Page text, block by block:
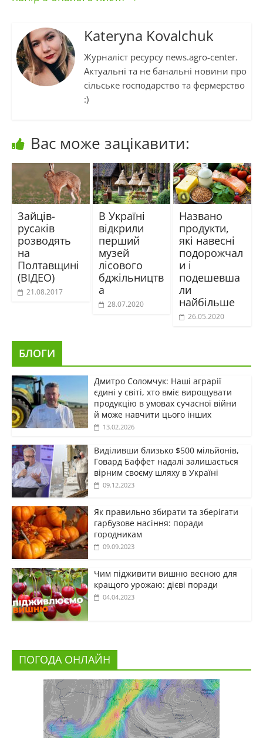
Kateryna Kovalchuk
Журналіст ресурсу news.agro-center.
Актуальні та не банальні новини про
сільське господарство та фермерство
:)
Вас може зацікавити:
Зайців-
русаків
розводять
на
Полтавщині
(ВІДЕО)
21.08.2017
В Україні
відкрили
перший
музей
лісового
бджільництв
а
28.07.2020
Названо
продукти,
які навесні
подорожчал
и і
подешевша
ли
найбільше
26.05.2020
БЛОГИ
Дмитро Соломчук: Наші аграрії
єдині у світі, хто вміє вирощувати
продукцію в умовах сучасної війни
й може навчити цього інших
13.02.2026
Виділивши близько $500 мільйонів,
Говард Баффет надалі залишається
вірним своєму шляху в Україні
09.12.2023
Як правильно збирати та зберігати
гарбузове насіння: поради
городникам
09.09.2023
Чим підживити вишню весною для
кращого урожаю: дієві поради
04.04.2023
ПОГОДА ОНЛАЙН